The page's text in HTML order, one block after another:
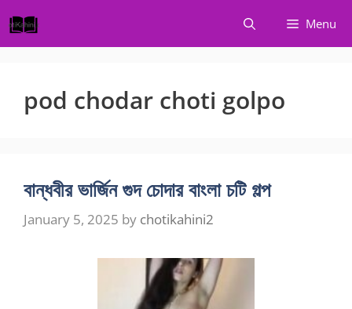
to
content
Menu
pod chodar choti golpo
বান্ধবীর ভার্জিন গুদ চোদার বাংলা চটি গল্প
January 5, 2025 by chotikahini2